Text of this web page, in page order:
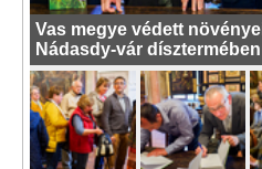
Vas megye védett
Nádasdy-vár dísztermében